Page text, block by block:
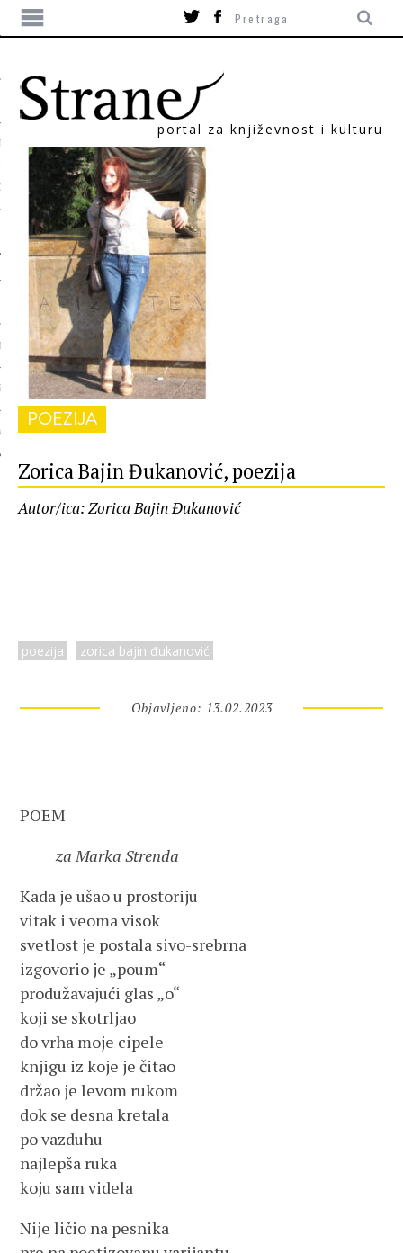
portal za književnost i kulturu
POEZIJA
Zorica Bajin Đukanović, poezija
Autor/ica: Zorica Bajin Đukanović
poezija zorica bajin đukanović
Objavljeno: 13.02.2023
POEM
za Marka Strenda
Kada je ušao u prostoriju
vitak i veoma visok
svetlost je postala sivo-srebrna
izgovorio je „poum“
produžavajući glas „o“
koji se skotrljao
do vrha moje cipele
knjigu iz koje je čitao
držao je levom rukom
dok se desna kretala
po vazduhu
najlepša ruka
koju sam videla
Nije ličio na pesnika